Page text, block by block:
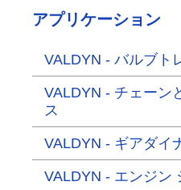
アプリケーション
VALDYN - バルブト
VALDYN - チェーン
ス
VALDYN - ギアダイ
VALDYN - エンジン